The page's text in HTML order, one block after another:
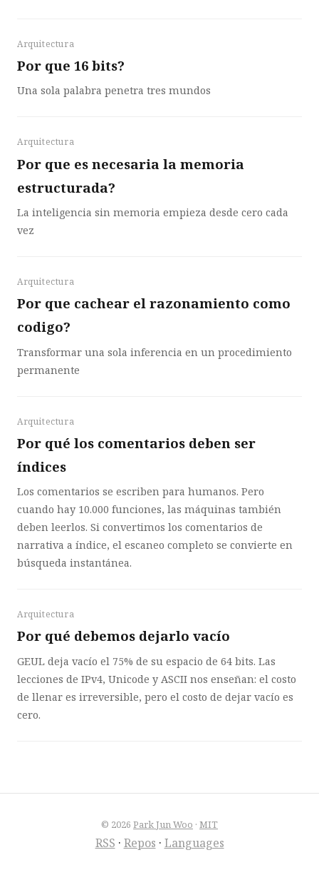
Arquitectura
Por que 16 bits?
Una sola palabra penetra tres mundos
Arquitectura
Por que es necesaria la memoria
estructurada?
La inteligencia sin memoria empieza desde cero cada
vez
Arquitectura
Por que cachear el razonamiento como
codigo?
Transformar una sola inferencia en un procedimiento
permanente
Arquitectura
Por qué los comentarios deben ser
índices
Los comentarios se escriben para humanos. Pero
cuando hay 10.000 funciones, las máquinas también
deben leerlos. Si convertimos los comentarios de
narrativa a índice, el escaneo completo se convierte en
búsqueda instantánea.
Arquitectura
Por qué debemos dejarlo vacío
GEUL deja vacío el 75% de su espacio de 64 bits. Las
lecciones de IPv4, Unicode y ASCII nos enseñan: el costo
de llenar es irreversible, pero el costo de dejar vacío es
cero.
© 2026 Park Jun Woo · MIT
RSS · Repos · Languages